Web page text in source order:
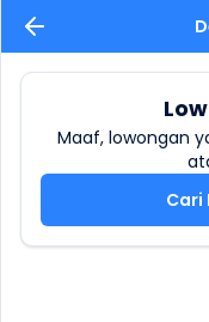
Maaf, lowongan
Cari